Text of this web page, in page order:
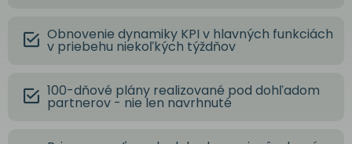
Obnovenie dynamiky KPI v hlavných funkciách
v priebehu niekoľkých týždňov
100-dňové plány realizované pod dohľadom
partnerov - nie len navrhnuté